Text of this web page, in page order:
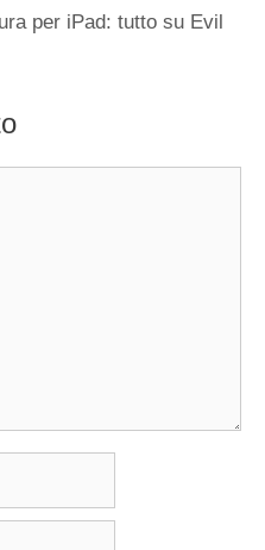
per iPad: tutto su Evil